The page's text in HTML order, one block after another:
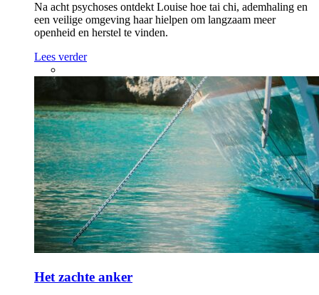
Na acht psychoses ontdekt Louise hoe tai chi, ademhaling en
een veilige omgeving haar hielpen om langzaam meer
openheid en herstel te vinden.
Lees verder
Het zachte anker